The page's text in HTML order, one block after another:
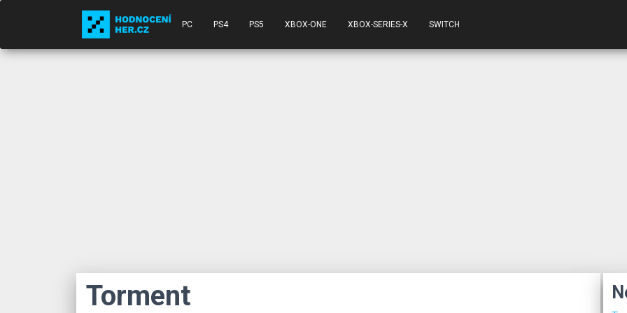
PC PS4 PS5 XBOX-ONE XBOX-SERIES-X SWITCH
Torment